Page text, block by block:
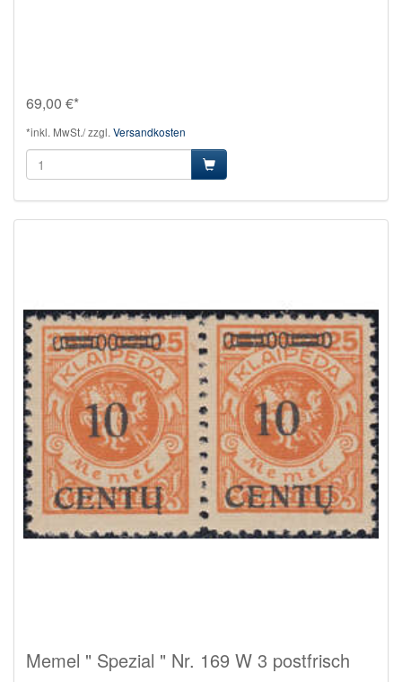
69,00 €*
*inkl. MwSt./ zzgl. Versandkosten
Memel " Spezial " Nr. 169 W 3 postfrisch